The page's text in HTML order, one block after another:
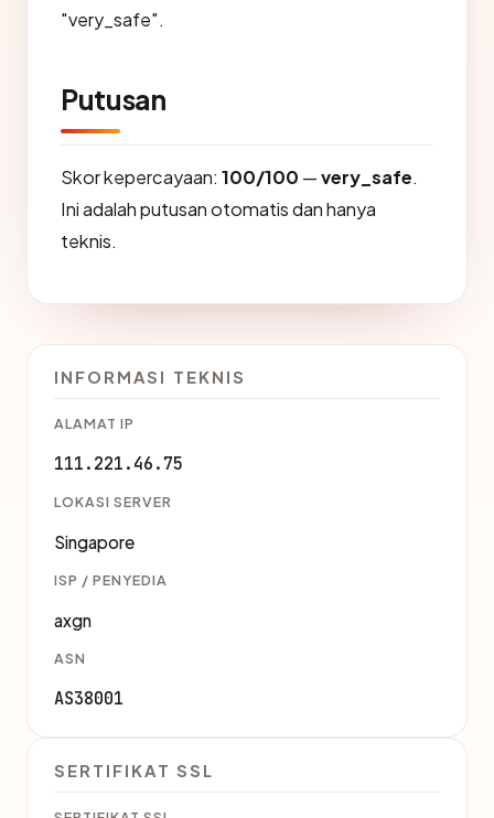
"very_safe".
Putusan
Skor kepercayaan: 100/100 —very_safe.
Ini adalah putusan otomatis dan hanya
teknis.
INFORMASI TEKNIS
ALAMAT IP
111.221.46.75
LOKASI SERVER
Singapore
ISP / PENYEDIA
axgn
ASN
AS38001
SERTIFIKAT SSL